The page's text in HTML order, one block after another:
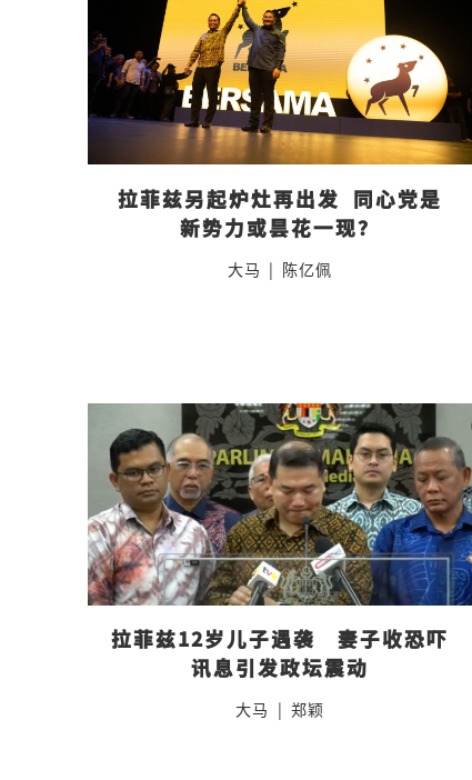
拉菲兹另起炉灶再出发  同心党是
新势力或昙花一现？
大马 | 陈亿佩
拉菲兹12岁儿子遇袭　妻子收恐吓
讯息引发政坛震动
大马 | 郑颖